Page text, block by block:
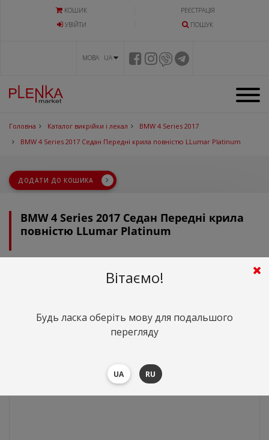
КОШИК
РЕЄСТРАЦІЯ
УВIЙТИ
ПОШУК
МОВА UA
Головна Каталог викрійки і лекал
BMW 4 Series 2017
BMW 4 Series 2017 Седан Передні крила повністю LLumar Platinum
ДОДАТИ ДО КОШИКА
BMW 4 Series 2017 Седан Передні крила
повністю LLumar Platinum
грн.($0)
Вітаємо!
Будь ласка оберіть мову для подальшого
перегляду
UA RU